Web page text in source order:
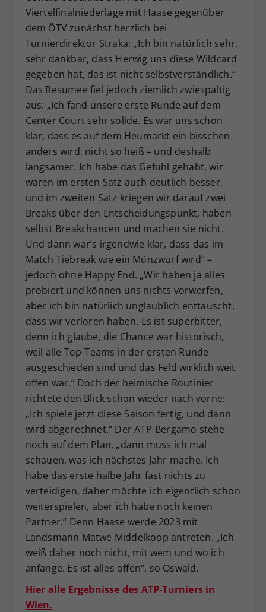
Viertelfinalniederlage mit Haase gegenüber
dem ÖTV zunächst herzlich bei
Turnierdirektor Straka: „Ich bin natürlich sehr,
sehr dankbar, dass Herwig uns diese Wildcard
gegeben hat, das ist nicht selbstverständlich.“
Das Resümee fiel jedoch ziemlich zwiespältig
aus: „Ich fand unsere erste Runde auf dem
Center Court sehr solide. Es war uns schon
klar, dass es auf dem Heumarkt ein bisschen
anders wird, nicht so heiß – und deshalb
langsamer. Ich habe das Gefühl gehabt, wir
waren im ersten Satz auch deutlich besser,
und im zweiten Satz kriegen wir darauf zwei
Breaks über den Entscheidungspunkt, haben
selbst Breakchancen und machen sie nicht.
Und dann war’s irgendwie klar, dass das im
Match Tiebreak wie ein Münzwurf wird“ –
jedoch ohne Happy End. „Wir haben ja alles
probiert und können uns nichts vorwerfen,
aber ich bin natürlich unglaublich enttäuscht,
dass wir verloren haben. Es ist superbitter,
denn ich glaube, die Chance war historisch,
weil alle Top-Teams in der ersten Runde
ausgeschieden sind und das Feld wirklich weit
offen war.“ Doch der heimische Routinier
richtete den Blick schon wieder nach vorne:
„Ich spiele jetzt diese Saison fertig, und dann
wird abgerechnet.“ Der ATP-Bergamo stehe
noch auf dem Plan, „dann muss ich mal
schauen, was ich nächstes Jahr mache. Ich
habe das erste halbe Jahr fast nichts zu
verteidigen, daher möchte ich eigentlich schon
weiterspielen, aber ich habe noch keinen
Partner.“ Denn Haase werde 2023 mit
Landsmann Matwe Middelkoop antreten. „Ich
weiß daher noch nicht, mit wem und wo ich
anfange. Es ist alles offen“, so Oswald.
Hier alle Ergebnisse des ATP-Turniers in
Wien.